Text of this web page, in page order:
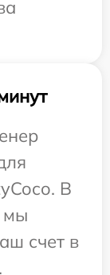
В
мы
счет в